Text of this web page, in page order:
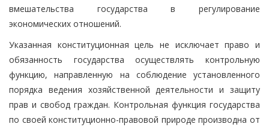
вмешательства государства в регулирование
экономических отношений.
Указанная конституционная цель не исключает право и
обязанность государства осуществлять контрольную
функцию, направленную на соблюдение установленного
порядка ведения хозяйственной деятельности и защиту
прав и свобод граждан. Контрольная функция государства
по своей конституционно-правовой природе производна от